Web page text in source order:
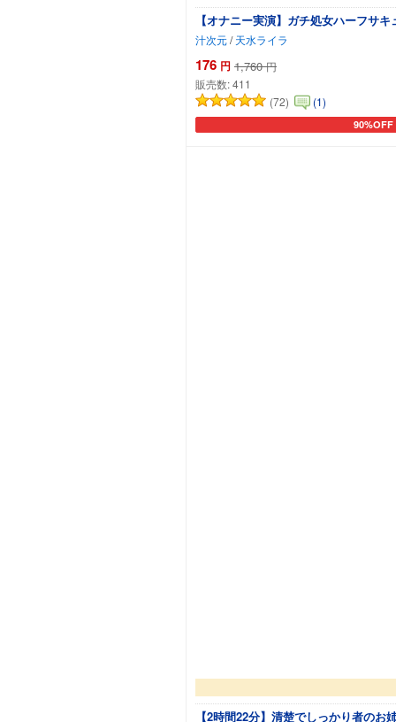
【オナニー実演】ガチ処女ハーフサ
汁次元/ 天水ライラ
176 円 1,760 円
販売数:411
(72)
(1)
90%OFF
カートに
【2時間22分】清楚でしっかり者の